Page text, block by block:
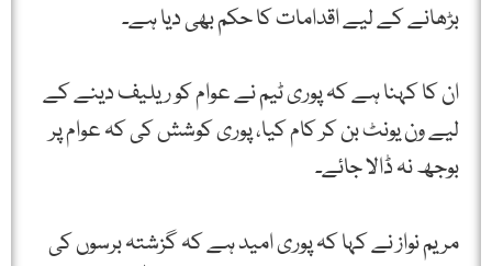
بڑھانے کے لیے اقدامات کا حکم بھی دیا ہے۔
ان کا کہنا ہے کہ پوری ٹیم نے عوام کو ریلیف دینے کے
لیے ون یونٹ بن کر کام کیا، پوری کوشش کی کہ عوام پر
بوجھ نہ ڈالا جائے۔
مریم نواز نے کہا کہ پوری امید ہے کہ گزشتہ برسوں کی